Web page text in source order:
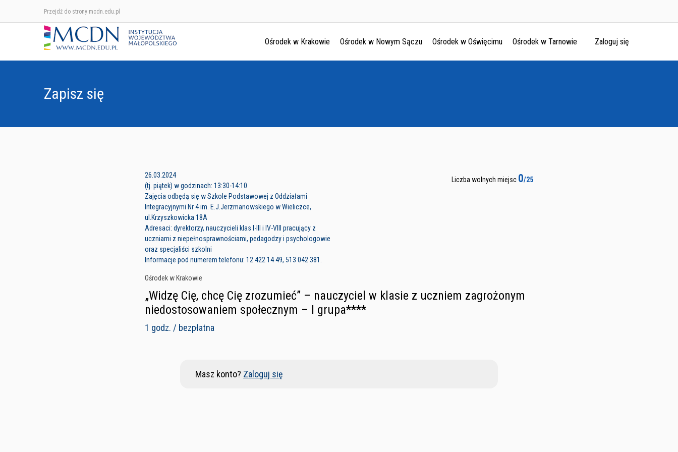
Przejdź do strony mcdn.edu.pl
Ośrodek w Krakowie Ośrodek w Nowym Sączu Ośrodek w Oświęcimu Ośrodek w Tarnowie Zaloguj się
Zapisz się
26.03.2024
(tj. piątek) w godzinach: 13:30-14:10
Zajęcia odbędą się w Szkole Podstawowej z Oddziałami
Integracyjnymi Nr 4 im. E.J.Jerzmanowskiego w Wieliczce,
ul.Krzyszkowicka 18A
Adresaci: dyrektorzy, nauczycieli klas I-III i IV-VIII pracujący z
uczniami z niepełnosprawnościami, pedagodzy i psychologowie
oraz specjaliści szkolni
Informacje pod numerem telefonu: 12 422 14 49, 513 042 381.
Ośrodek w Krakowie
Liczba wolnych miejsc 0/25
„Widzę Cię, chcę Cię zrozumieć” – nauczyciel w klasie z uczniem zagrożonym
niedostosowaniem społecznym – I grupa****
1 godz. / bezpłatna
Masz konto? Zaloguj się
Ośrodek w Krakowie